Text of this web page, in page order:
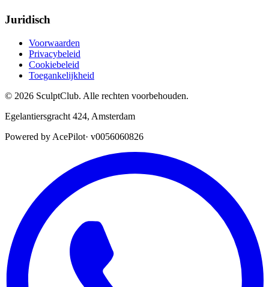
Juridisch
Voorwaarden
Privacybeleid
Cookiebeleid
Toegankelijkheid
© 2026 SculptClub. Alle rechten voorbehouden.
Egelantiersgracht 424, Amsterdam
Powered by AcePilot· v0056060826